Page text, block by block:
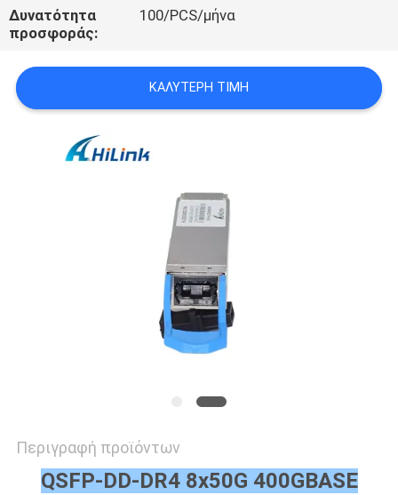
ΥΠΟΘΈΣΕΙΣ
ΖΗΤΉΣΤΕ
ΠΡΟΣΦΟΡΆ
Δυνατότητα
προσφοράς:
100/PCS/μήνα
ΚΑΛΎΤΕΡΗ ΤΙΜΉ
Περιγραφή προϊόντων
QSFP-DD-DR4 8x50G 400GBASE